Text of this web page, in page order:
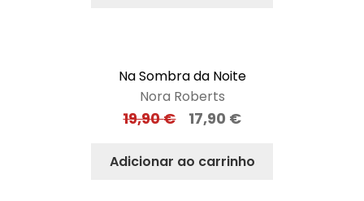
Na Sombra da Noite
Nora Roberts
19,90€ 17,90 €
Adicionar ao carrinho